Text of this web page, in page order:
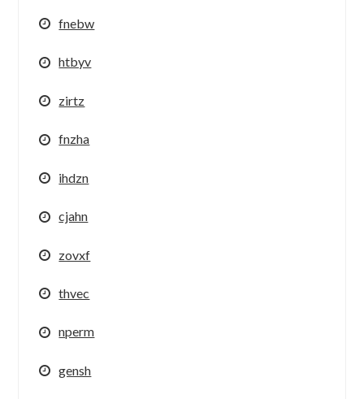
fnebw
htbyv
zirtz
fnzha
ihdzn
cjahn
zovxf
thvec
nperm
gensh